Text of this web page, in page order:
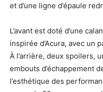
et d’une ligne d’épaule
L’avant est doté d’une
inspirée d’Acura, avec un
À l’arrière, deux spoilers,
embouts d’échappement
l’esthétique des